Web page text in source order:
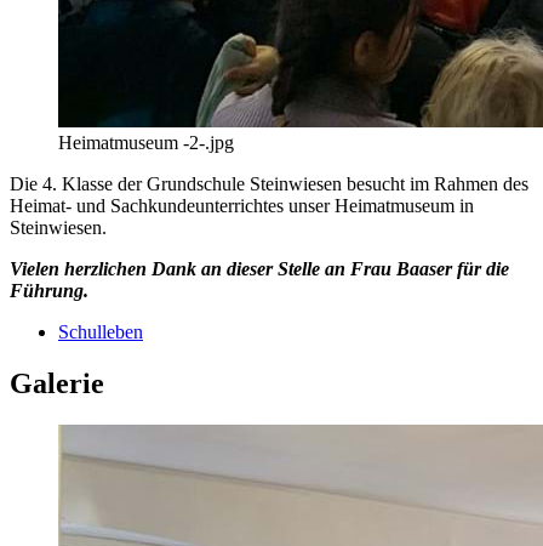
Heimatmuseum -2-.jpg
Die 4. Klasse der Grundschule Steinwiesen besucht im Rahmen des
Heimat- und Sachkundeunterrichtes unser Heimatmuseum in
Steinwiesen.
Vielen herzlichen Dank an dieser Stelle an Frau Baaser für die
Führung.
Schulleben
Galerie